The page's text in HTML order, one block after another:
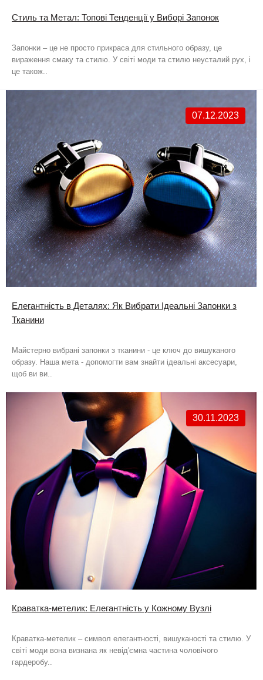
Стиль та Метал: Топові Тенденції у Виборі Запонок
Запонки – це не просто прикраса для стильного образу, це
вираження смаку та стилю. У світі моди та стилю неусталий рух, і
це також..
07.12.2023
Елегантність в Деталях: Як Вибрати Ідеальні Запонки з
Тканини
Майстерно вибрані запонки з тканини - це ключ до вишуканого
образу. Наша мета - допомогти вам знайти ідеальні аксесуари,
щоб ви ви..
30.11.2023
Краватка-метелик: Елегантність у Кожному Вузлі
Краватка-метелик – символ елегантності, вишуканості та стилю. У
світі моди вона визнана як невід'ємна частина чоловічого
гардеробу..